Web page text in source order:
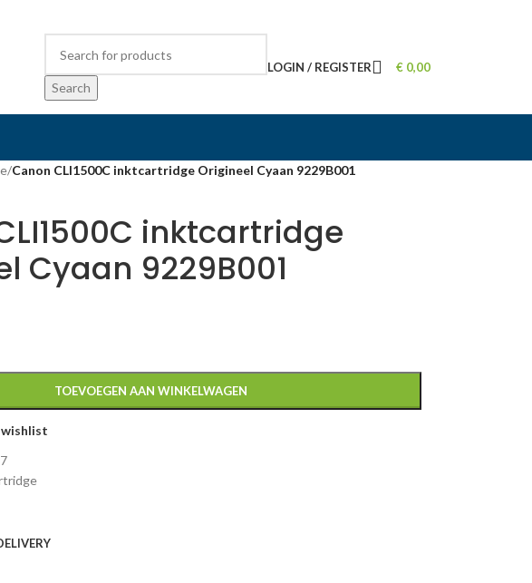
Search
LOGIN / REGISTER € 0,00
/Canon CLI1500C inktcartridge Origineel Cyaan 9229B001
inktcartridge
Cyaan 9229B001
TOEVOEGEN AAN WINKELWAGEN